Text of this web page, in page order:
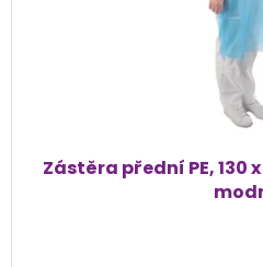
Zástěra přední PE, 130